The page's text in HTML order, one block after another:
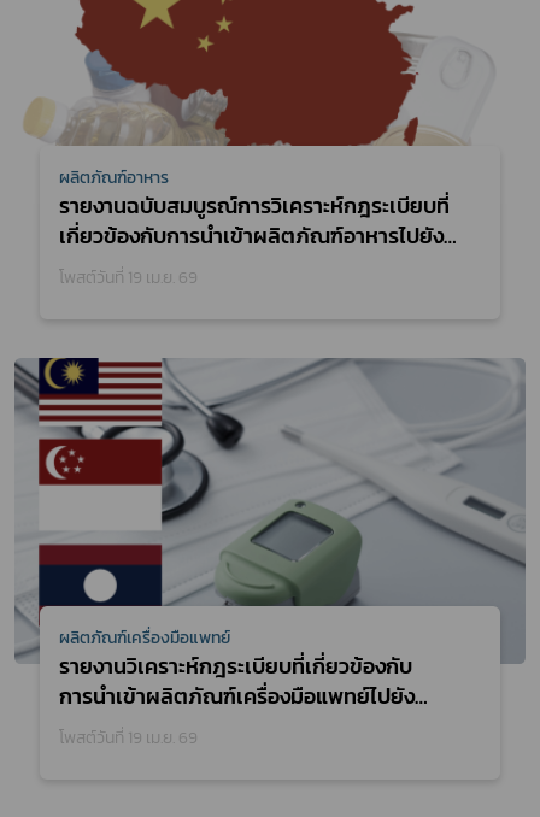
ผลิตภัณฑ์อาหาร
รายงานฉบับสมบูรณ์การวิเคราะห์กฎระเบียบที่
เกี่ยวข้องกับการนำเข้าผลิตภัณฑ์อาหารไปยัง
สาธารณรัฐประชาชนจีน เพื่อหาแนวทางในการ
สมบูรณ์)
โพสต์วันที่ 19 เม.ย. 69
ผลิตภัณฑ์เครื่องมือแพทย์
รายงานวิเคราะห์กฎระเบียบที่เกี่ยวข้องกับ
การนำเข้าผลิตภัณฑ์เครื่องมือแพทย์ไปยัง
ประเทศในกลุ่มอาเซียน เพื่อหาแนวทางในการ
โพสต์วันที่ 19 เม.ย. 69